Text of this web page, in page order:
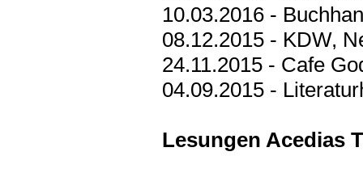
10.03.2016 -
08.12.2015 - KDW,
24.11.2015 - Cafe
04.09.2015 -
Lesungen Acedias